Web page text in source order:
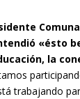
«ésto
la
trabajando